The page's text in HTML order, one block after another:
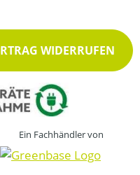
WIDERRUFEN
Ein Fachhändler von